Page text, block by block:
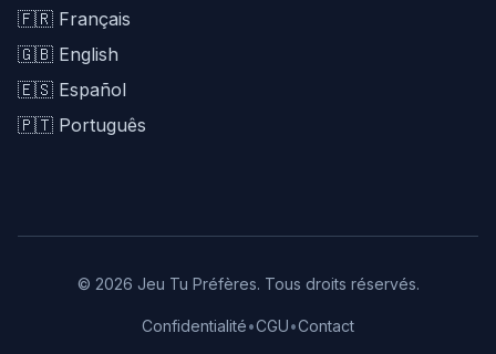
🇫🇷 Français
🇬🇧 English
🇪🇸 Español
🇵🇹 Português
© 2026 Jeu Tu Préfères. Tous droits réservés.
Confidentialité•CGU•Contact